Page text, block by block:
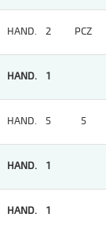
HAND. 2 PCZ
HAND. 1
HAND. 5 5
HAND. 1
HAND. 1